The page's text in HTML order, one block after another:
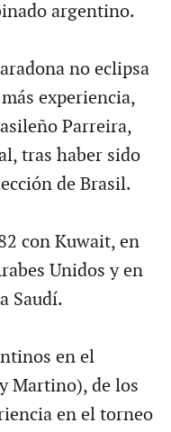
argentino.
no eclipsa
experiencia,
Parreira,
tras haber sido
de Brasil.
con Kuwait, en
Unidos y en
Saudí.
en el
Martino), de los
en el torneo